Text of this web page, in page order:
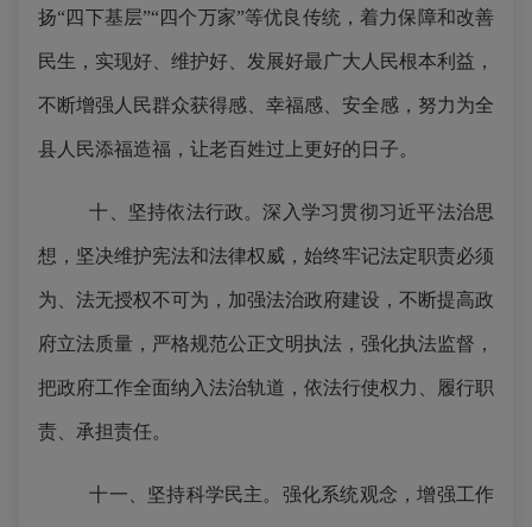
扬“四下基层”“四个万家”等优良传统，着力保障和改善
民生，实现好、维护好、发展好最广大人民根本利益，
不断增强人民群众获得感、幸福感、安全感，努力为全
县人民添福造福，让老百姓过上更好的日子。
十、坚持依法行政。深入学习贯彻习近平法治思
想，坚决维护宪法和法律权威，始终牢记法定职责必须
为、法无授权不可为，加强法治政府建设，不断提高政
府立法质量，严格规范公正文明执法，强化执法监督，
把政府工作全面纳入法治轨道，依法行使权力、履行职
责、承担责任。
十一、坚持科学民主。强化系统观念，增强工作